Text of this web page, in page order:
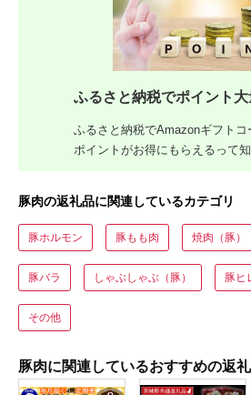
ふるさと納税でポイント大
ふるさと納税でAmazonギフトコ
ポイントがお得にもらえるって
豚肉の返礼品に関連しているカテゴリ
豚ホルモン 豚もも肉 焼肉（豚）
豚バラ しゃぶしゃぶ（豚） 豚ヒ
その他
豚肉に関連しているおすすめの返